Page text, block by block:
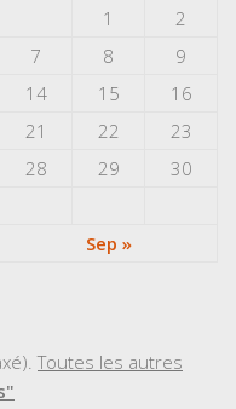
1
2
7 8
9
14 15
16
21 22
23
28 29
30
Sep »
Toutes les autres